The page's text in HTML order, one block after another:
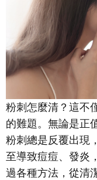
粉刺怎麼清？這不
的難題。無論是正
粉刺總是反覆出現
至導致痘痘、發炎
過各種方法，從清